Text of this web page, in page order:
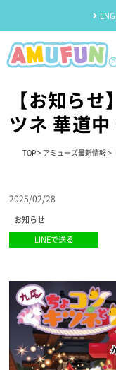
【お知ら
ツネ 華道
TOP> アミューズ最新情報>
2025/02/28
お知らせ
LINEで送る